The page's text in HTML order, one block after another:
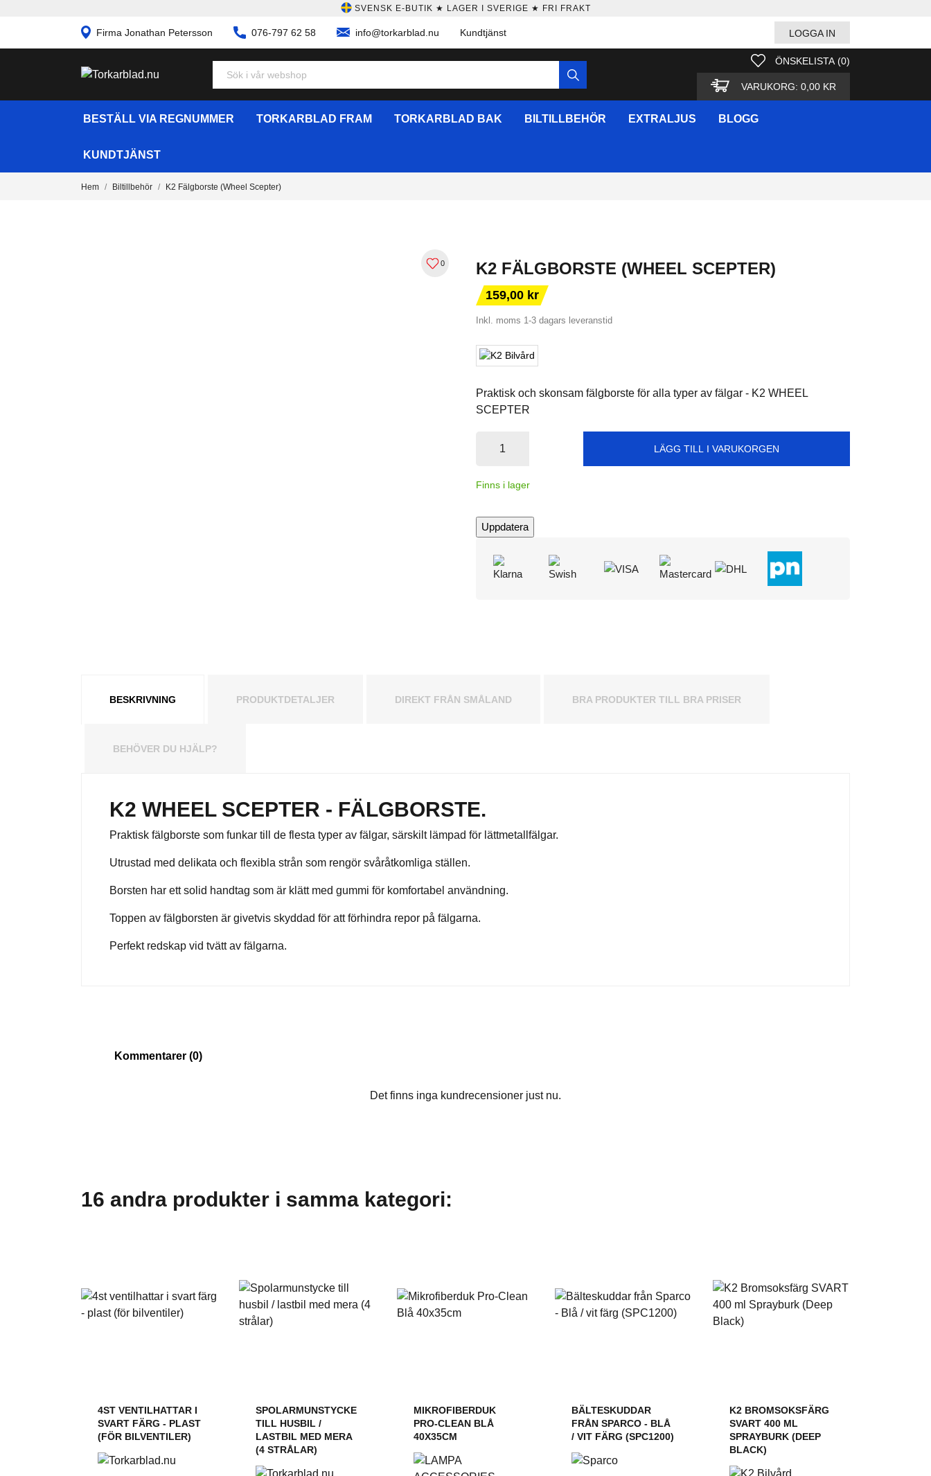
SVENSK E-BUTIK ★ LAGER I SVERIGE ★ FRI FRAKT
Firma Jonathan Petersson 076-797 62 58 info@torkarblad.nu Kundtjänst LOGGA IN
ÖNSKELISTA (0)
VARUKORG: 0,00 KR
BESTÄLL VIA REGNUMMER TORKARBLAD FRAM TORKARBLAD BAK BILTILLBEHÖR EXTRALJUS BLOGG
KUNDTJÄNST
Hem Biltillbehör K2 Fälgborste (Wheel Scepter)
0 K2 FÄLGBORSTE (WHEEL SCEPTER)
159,00 kr
Inkl. moms 1-3 dagars leveranstid
Praktisk och skonsam fälgborste för alla typer av fälgar - K2 WHEEL
SCEPTER
LÄGG TILL I VARUKORGEN
Finns i lager
BESKRIVNING PRODUKTDETALJER DIREKT FRÅN SMÅLAND BRA PRODUKTER TILL BRA PRISER
BEHÖVER DU HJÄLP?
K2 WHEEL SCEPTER - FÄLGBORSTE.
Praktisk fälgborste som funkar till de flesta typer av fälgar, särskilt lämpad för lättmetallfälgar.
Utrustad med delikata och flexibla strån som rengör svåråtkomliga ställen.
Borsten har ett solid handtag som är klätt med gummi för komfortabel användning.
Toppen av fälgborsten är givetvis skyddad för att förhindra repor på fälgarna.
Perfekt redskap vid tvätt av fälgarna.
Kommentarer (0)
Det finns inga kundrecensioner just nu.
16 andra produkter i samma kategori:
4ST VENTILHATTAR I
SVART FÄRG - PLAST
(FÖR BILVENTILER)
SPOLARMUNSTYCKE
TILL HUSBIL /
LASTBIL MED MERA
(4 STRÅLAR)
MIKROFIBERDUK
PRO-CLEAN BLÅ
40X35CM
BÄLTESKUDDAR
FRÅN SPARCO - BLÅ
/ VIT FÄRG (SPC1200)
K2 BROMSOKSFÄRG
SVART 400 ML
SPRAYBURK (DEEP
BLACK)